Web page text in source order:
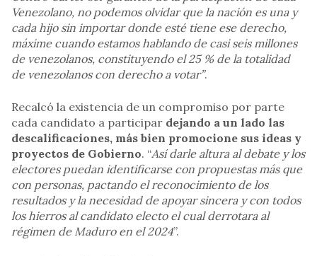
Venezolano, no podemos olvidar que la nación es una y
cada hijo sin importar donde esté tiene ese derecho,
máxime cuando estamos hablando de casi seis millones
de venezolanos, constituyendo el 25 % de la totalidad
de venezolanos con derecho a votar”.
Recalcó la existencia de un compromiso por parte
cada candidato a participar dejando a un lado las
descalificaciones, más bien promocione sus ideas y
proyectos de Gobierno. “Así darle altura al debate y los
electores puedan identificarse con propuestas más que
con personas, pactando el reconocimiento de los
resultados y la necesidad de apoyar sincera y con todos
los hierros al candidato electo el cual derrotara al
régimen de Maduro en el 2024”.